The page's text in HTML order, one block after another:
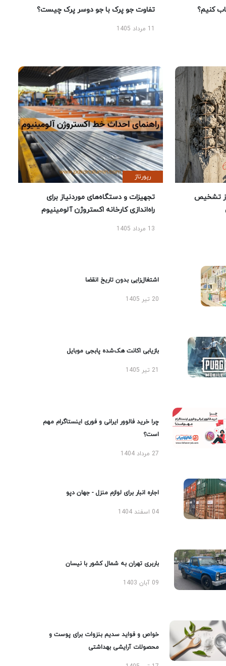
کنیم؟ تفاوت جو پرک با جو دوسر پرک چیست؟
تشخیص
رپورتاژ
تجهیزات و دستگاه‌های موردنیاز برای
راه‌اندازی کارخانه اکستروژن آلومینیوم
13 مرداد 1405
اشتغال‌زایی بدون تاریخ انقضا
20 تیر 1405
بازیابی اکانت هک‌شده پابجی موبایل
چرا خرید فالوور ایرانی و فوری اینستاگرام مهم
است؟
27 مرداد 1404
اجاره انبار برای لوازم منزل - جهان دپو
04 اسفند 1404
باربری تهران به شمال کشور با نیسان
09 آبان 1403
خواص و فواید سدیم بنزوات برای پوست و
محصولات آرایشی بهداشتی